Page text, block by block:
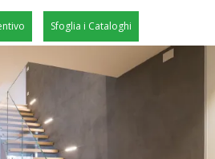
Sfoglia i Cataloghi